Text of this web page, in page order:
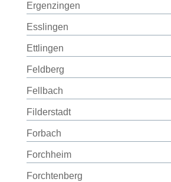
Ergenzingen
Esslingen
Ettlingen
Feldberg
Fellbach
Filderstadt
Forbach
Forchheim
Forchtenberg